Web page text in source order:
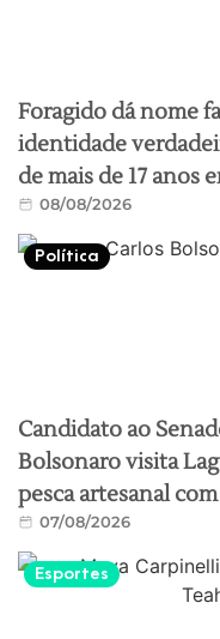
Foragido dá nome
identidade
de mais de 17 anos
08/08/2026
Política
Candidato ao
Bolsonaro visita
pesca artesanal
07/08/2026
Esportes